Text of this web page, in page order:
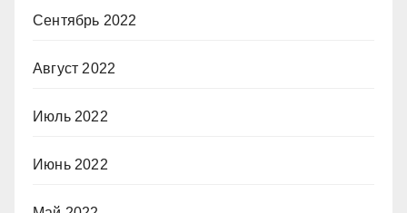
Сентябрь 2022
Август 2022
Июль 2022
Июнь 2022